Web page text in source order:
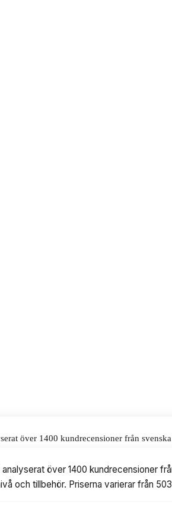
över 1400 kundrecensioner från
över 1400 kundrecensioner
och tillbehör. Priserna varierar från